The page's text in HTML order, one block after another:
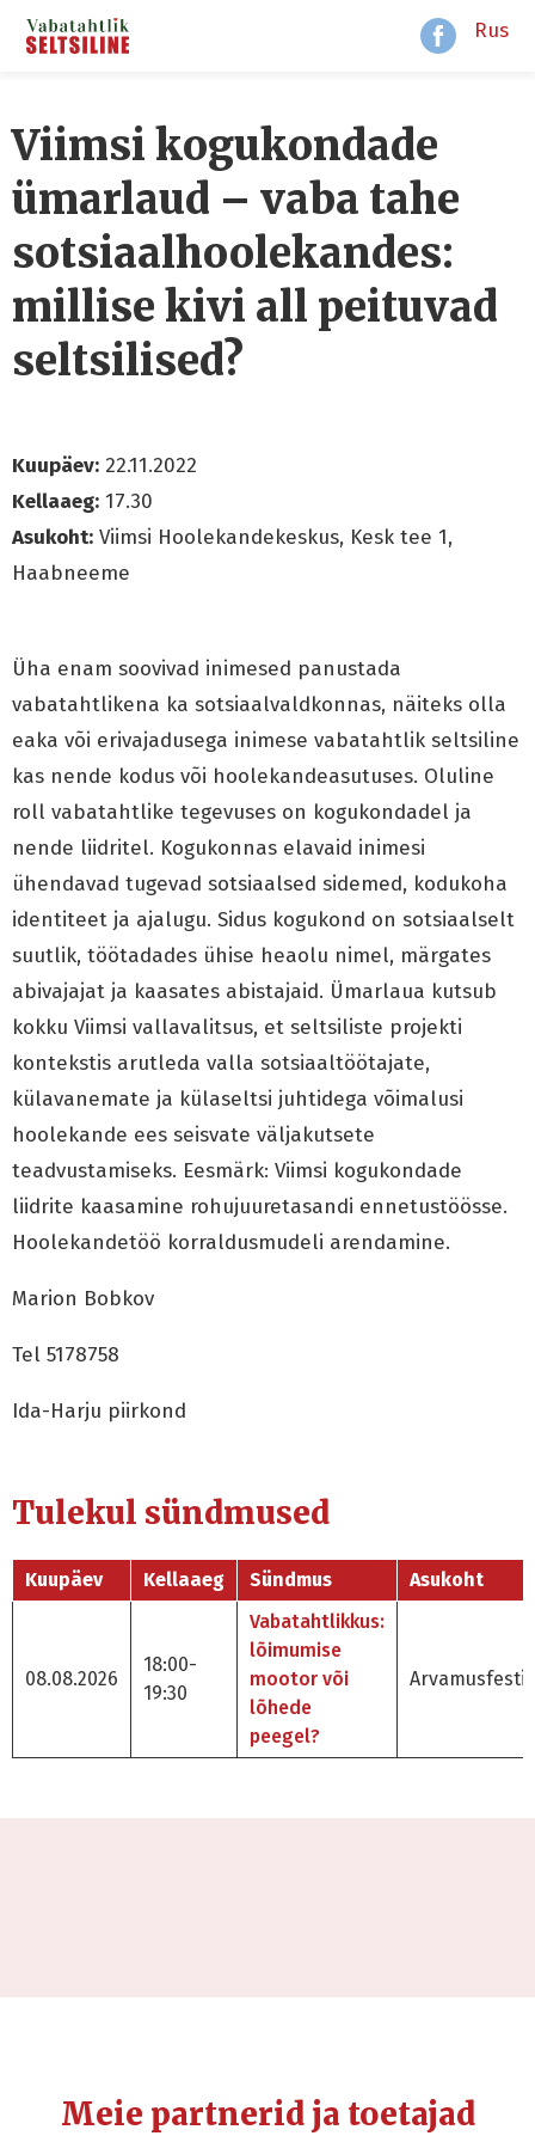
Rus
Viimsi kogukondade
ümarlaud – vaba tahe
sotsiaalhoolekandes:
millise kivi all peituvad
seltsilised?
Kuupäev: 22.11.2022
Kellaaeg: 17.30
Asukoht: Viimsi Hoolekandekeskus, Kesk tee 1,
Haabneeme
Üha enam soovivad inimesed panustada
vabatahtlikena ka sotsiaalvaldkonnas, näiteks olla
eaka või erivajadusega inimese vabatahtlik seltsiline
kas nende kodus või hoolekandeasutuses. Oluline
roll vabatahtlike tegevuses on kogukondadel ja
nende liidritel. Kogukonnas elavaid inimesi
ühendavad tugevad sotsiaalsed sidemed, kodukoha
identiteet ja ajalugu. Sidus kogukond on sotsiaalselt
suutlik, töötadades ühise heaolu nimel, märgates
abivajajat ja kaasates abistajaid. Ümarlaua kutsub
kokku Viimsi vallavalitsus, et seltsiliste projekti
kontekstis arutleda valla sotsiaaltöötajate,
külavanemate ja külaseltsi juhtidega võimalusi
hoolekande ees seisvate väljakutsete
teadvustamiseks. Eesmärk: Viimsi kogukondade
liidrite kaasamine rohujuuretasandi ennetustöösse.
Hoolekandetöö korraldusmudeli arendamine.
Marion Bobkov
Tel 5178758
Ida-Harju piirkond
Tulekul sündmused
Kuupäev Kellaaeg Sündmus Asukoht
08.08.2026
18:00-
19:30
Vabatahtlikkus:
lõimumise
mootor või
lõhede
peegel?
Meie partnerid ja toetajad